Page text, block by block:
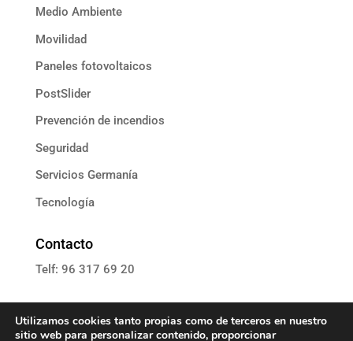
Medio Ambiente
Movilidad
Paneles fotovoltaicos
PostSlider
Prevención de incendios
Seguridad
Servicios Germanía
Tecnología
Contacto
Telf: 96 317 69 20
E: informacion@grupoassista.com
Utilizamos cookies tanto propias como de terceros en nuestro
sitio web para personalizar contenido, proporcionar